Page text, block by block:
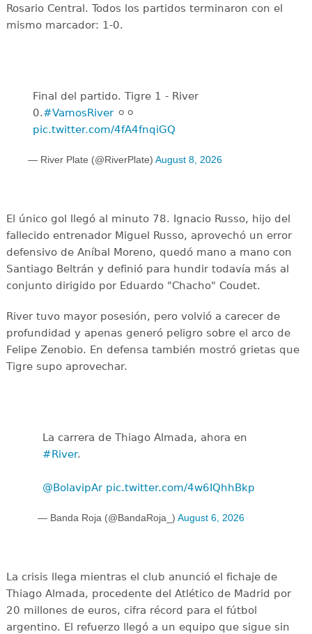
Rosario Central. Todos los partidos terminaron con el
mismo marcador: 1-0.
Final del partido. Tigre 1 - River
0.#VamosRiver⚪️⚪️
pic.twitter.com/4fA4fnqiGQ
— River Plate (@RiverPlate) August 8, 2026
El único gol llegó al minuto 78. Ignacio Russo, hijo del
fallecido entrenador Miguel Russo, aprovechó un error
defensivo de Aníbal Moreno, quedó mano a mano con
Santiago Beltrán y definió para hundir todavía más al
conjunto dirigido por Eduardo "Chacho" Coudet.
River tuvo mayor posesión, pero volvió a carecer de
profundidad y apenas generó peligro sobre el arco de
Felipe Zenobio. En defensa también mostró grietas que
Tigre supo aprovechar.
La carrera de Thiago Almada, ahora en
#River.
@BolavipAr pic.twitter.com/4w6IQhhBkp
— Banda Roja (@BandaRoja_) August 6, 2026
La crisis llega mientras el club anunció el fichaje de
Thiago Almada, procedente del Atlético de Madrid por
20 millones de euros, cifra récord para el fútbol
argentino. El refuerzo llegó a un equipo que sigue sin